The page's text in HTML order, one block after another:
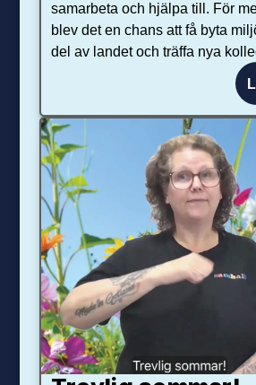
samarbeta och hjälpa till. För
blev det en chans att få byta
del av landet och träffa nya